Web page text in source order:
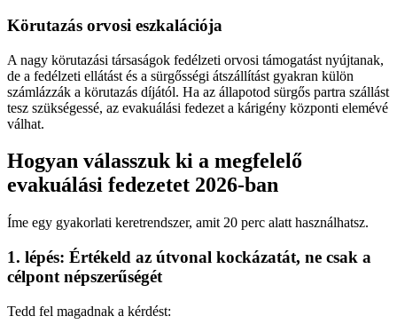
Körutazás orvosi eszkalációja
A nagy körutazási társaságok fedélzeti orvosi támogatást nyújtanak,
de a fedélzeti ellátást és a sürgősségi átszállítást gyakran külön
számlázzák a körutazás díjától. Ha az állapotod sürgős partra szállást
tesz szükségessé, az evakuálási fedezet a kárigény központi elemévé
válhat.
Hogyan válasszuk ki a megfelelő
evakuálási fedezetet 2026-ban
Íme egy gyakorlati keretrendszer, amit 20 perc alatt használhatsz.
1. lépés: Értékeld az útvonal kockázatát, ne csak a
célpont népszerűségét
Tedd fel magadnak a kérdést: